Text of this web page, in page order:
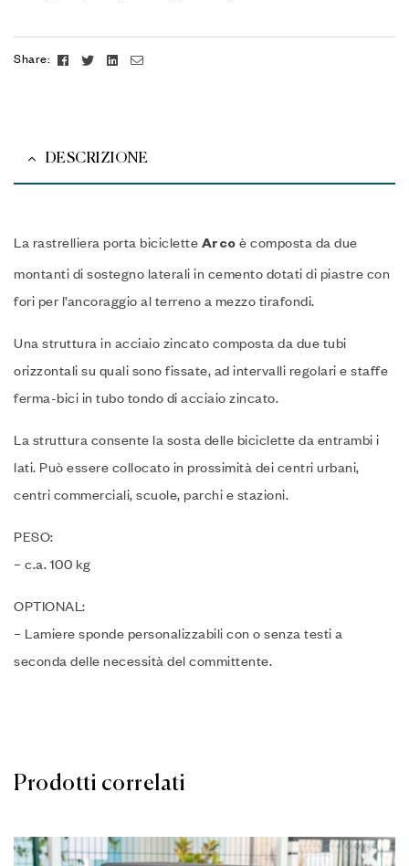
Share: FacebookTwitterLinkedin
Email
DESCRIZIONE
La rastrelliera porta biciclette Arco è composta da due
montanti di sostegno laterali in cemento dotati di piastre con
fori per l’ancoraggio al terreno a mezzo tirafondi.‎
Una struttura in acciaio zincato composta da due tubi
orizzontali su quali sono fissate, ad intervalli regolari e staffe
ferma-bici in tubo tondo di acciaio zincato.‎
La struttura consente la sosta delle biciclette da entrambi i
lati.‎ Può essere collocato in prossimità dei centri urbani,
centri commerciali, scuole, parchi e stazioni.‎
PESO:
– c.‎a.‎ 100 kg
OPTIONAL:
– Lamiere sponde personalizzabili con o senza testi a
seconda delle necessità del committente.‎
Prodotti correlati